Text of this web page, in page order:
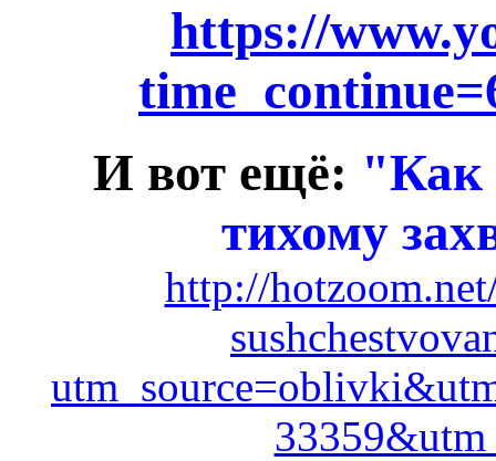
https://
И вот ещё: "Как
тихому
http://